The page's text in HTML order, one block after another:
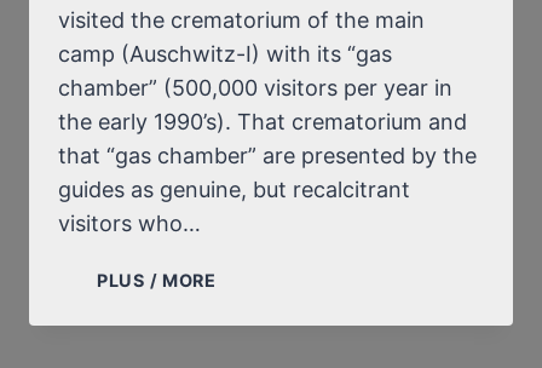
visited the crematorium of the main
camp (Auschwitz-I) with its “gas
chamber” (500,000 visitors per year in
the early 1990’s). That crematorium and
that “gas chamber” are presented by the
guides as genuine, but recalcitrant
visitors who…
PLUS / MORE
CHAMBER”